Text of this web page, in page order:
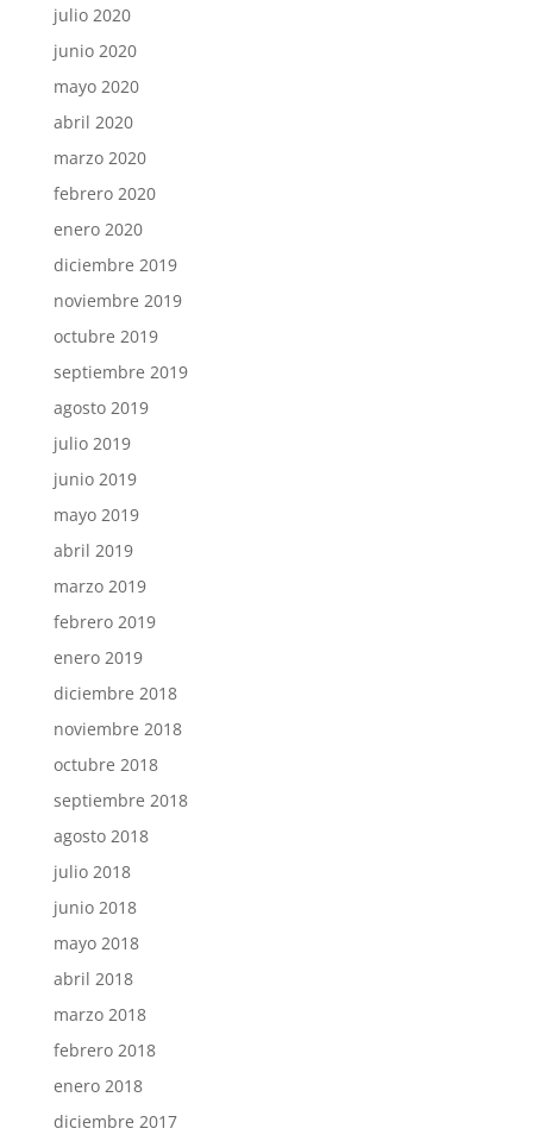
julio 2020
junio 2020
mayo 2020
abril 2020
marzo 2020
febrero 2020
enero 2020
diciembre 2019
noviembre 2019
octubre 2019
septiembre 2019
agosto 2019
julio 2019
junio 2019
mayo 2019
abril 2019
marzo 2019
febrero 2019
enero 2019
diciembre 2018
noviembre 2018
octubre 2018
septiembre 2018
agosto 2018
julio 2018
junio 2018
mayo 2018
abril 2018
marzo 2018
febrero 2018
enero 2018
diciembre 2017